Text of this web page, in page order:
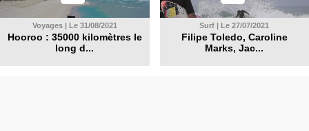
Voyages | Le 31/08/2021
Hooroo : 35000 kilomètres le
long d...
Surf | Le 27/07/2021
Filipe Toledo, Caroline
Marks, Jac...